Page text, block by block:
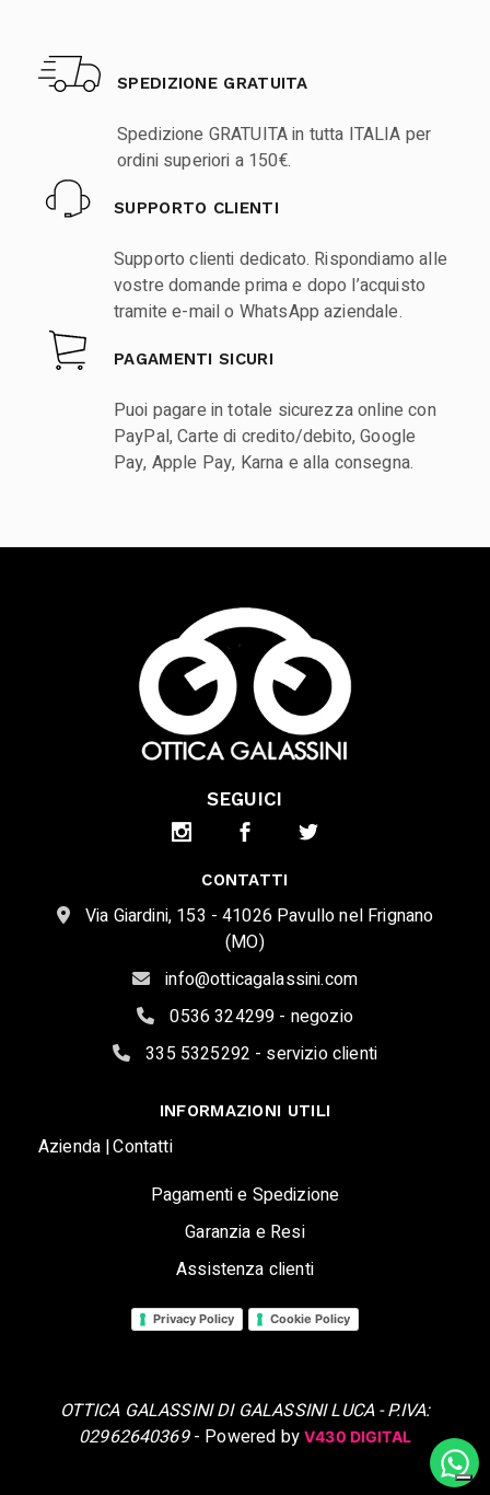
SPEDIZIONE GRATUITA
Spedizione GRATUITA in tutta ITALIA per
ordini superiori a 150€.
SUPPORTO CLIENTI
Supporto clienti dedicato. Rispondiamo alle
vostre domande prima e dopo l’acquisto
tramite e-mail o WhatsApp aziendale.
PAGAMENTI SICURI
Puoi pagare in totale sicurezza online con
PayPal, Carte di credito/debito, Google
Pay, Apple Pay, Karna e alla consegna.
SEGUICI
CONTATTI
Via Giardini, 153 - 41026 Pavullo nel Frignano
(MO)
info@otticagalassini.com
0536 324299 - negozio
335 5325292 - servizio clienti
INFORMAZIONI UTILI
Azienda |Contatti
Pagamenti e Spedizione
Garanzia e Resi
Assistenza clienti
Privacy Policy Cookie Policy
OTTICA GALASSINI DI GALASSINI LUCA - P.IVA:
02962640369- Powered byV430 DIGITAL